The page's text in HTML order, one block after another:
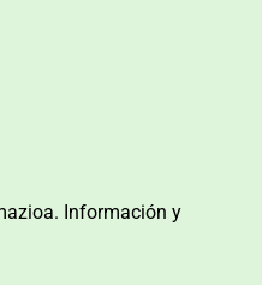
Información y